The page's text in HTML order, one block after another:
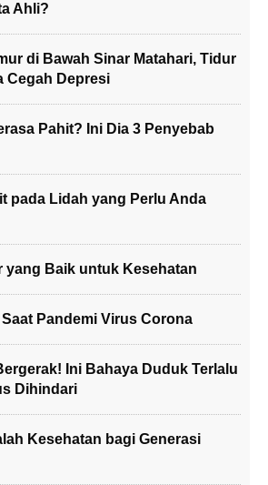
Ahli?
di Bawah Sinar Matahari, Tidur
Cegah Depresi
Pahit? Ini Dia 3 Penyebab
pada Lidah yang Perlu Anda
yang Baik untuk Kesehatan
Pandemi Virus Corona
Ini Bahaya Duduk Terlalu
Dihindari
Kesehatan bagi Generasi